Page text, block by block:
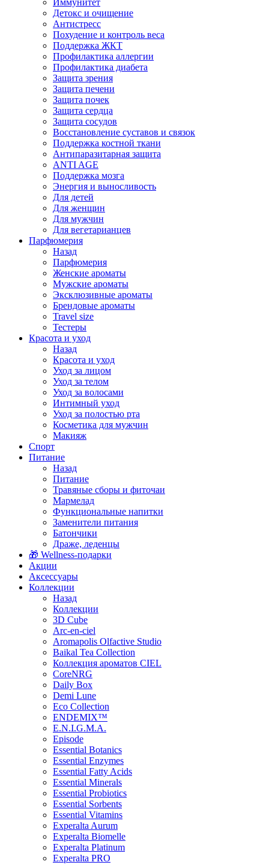
Иммунитет
Детокс и очищение
Антистресс
Похудение и контроль веса
Поддержка ЖКТ
Профилактика аллергии
Профилактика диабета
Защита зрения
Защита печени
Защита почек
Защита сердца
Защита сосудов
Восстановление суставов и связок
Поддержка костной ткани
Антипаразитарная защита
ANTI AGE
Поддержка мозга
Энергия и выносливость
Для детей
Для женщин
Для мужчин
Для вегетарианцев
Парфюмерия
Назад
Парфюмерия
Женские ароматы
Мужские ароматы
Эксклюзивные ароматы
Брендовые ароматы
Travel size
Тестеры
Красота и уход
Назад
Красота и уход
Уход за лицом
Уход за телом
Уход за волосами
Интимный уход
Уход за полостью рта
Косметика для мужчин
Макияж
Спорт
Питание
Назад
Питание
Травяные сборы и фиточаи
Мармелад
Функциональные напитки
Заменители питания
Батончики
Драже, леденцы
🎁 Wellness-подарки
Акции
Аксессуары
Коллекции
Назад
Коллекции
3D Cube
Arc-en-ciel
Aromapolis Olfactive Studio
Baikal Tea Collection
Коллекция ароматов CIEL
СoreNRG
Daily Box
Demi Lune
Eco Collection
ENDEMIX™
E.N.I.G.M.A.
Episode
Essential Botanics
Essential Enzymes
Essential Fatty Acids
Essential Minerals
Essential Probiotics
Essential Sorbents
Essential Vitamins
Experalta Aurum
Experalta Biomelle
Experalta Platinum
Experalta PRO